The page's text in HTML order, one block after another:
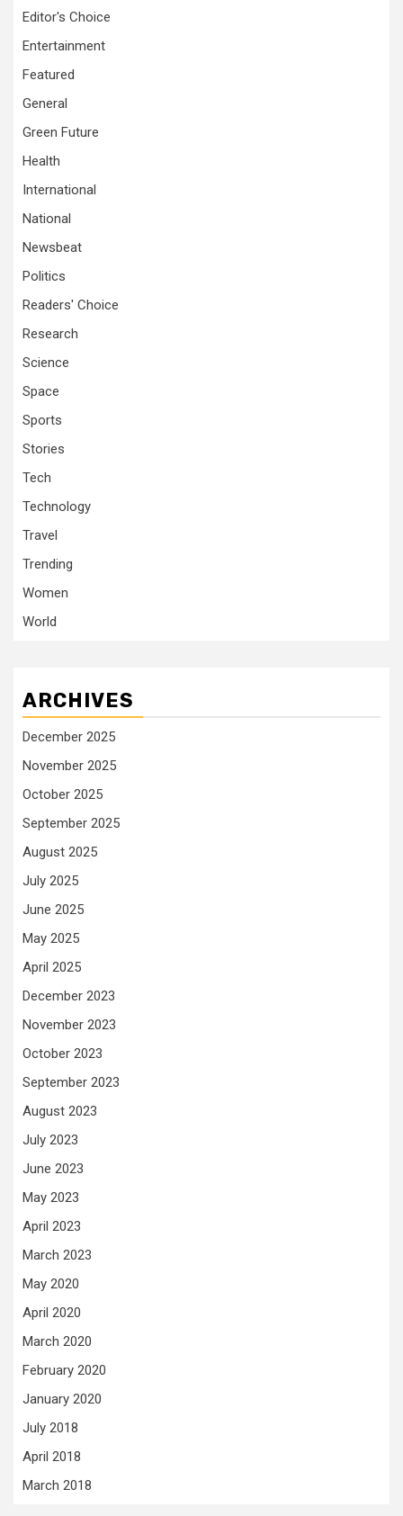
Editor's Choice
Entertainment
Featured
General
Green Future
Health
International
National
Newsbeat
Politics
Readers' Choice
Research
Science
Space
Sports
Stories
Tech
Technology
Travel
Trending
Women
World
ARCHIVES
December 2025
November 2025
October 2025
September 2025
August 2025
July 2025
June 2025
May 2025
April 2025
December 2023
November 2023
October 2023
September 2023
August 2023
July 2023
June 2023
May 2023
April 2023
March 2023
May 2020
April 2020
March 2020
February 2020
January 2020
July 2018
April 2018
March 2018